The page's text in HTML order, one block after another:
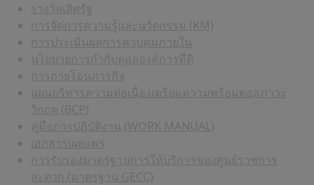
รางวัลเลิศรัฐ
การจัดการความรู้และนวัตกรรม (KM)
การประเมินผลการควบคุมภายใน
นโยบายการกำกับดูแลองค์การที่ดี
การถ่ายโอนภารกิจ
แผนบริหารความต่อเนื่องเตรียมความพร้อมต่อสภาวะ
วิกฤต (BCP)
คู่มือการปฏิบัติงาน (WORK MANUAL)
เอกสารเผยแพร่
การรับรองมาตรฐานการให้บริการของศูนย์ราชการ
สะดวก (มาตรฐาน GECC)